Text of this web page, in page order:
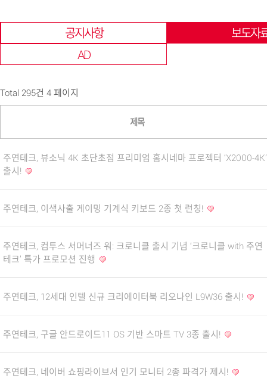
공지사항
보도자
AD
Total 295건 4 페이지
제목
주연테크, 뷰소닉 4K 초단초점 프리미엄 홈시네마 프로젝터 ‘X2000-4K’
출시!
주연테크, 이색사출 게이밍 기계식 키보드 2종 첫 런칭!
주연테크, 컴투스 서머너즈 워: 크로니클 출시 기념 ‘크로니클 with 주연
테크’ 특가 프로모션 진행
주연테크, 12세대 인텔 신규 크리에이터북 리오나인 L9W36 출시!
주연테크, 구글 안드로이드11 OS 기반 스마트 TV 3종 출시!
주연테크, 네이버 쇼핑라이브서 인기 모니터 2종 파격가 제시!